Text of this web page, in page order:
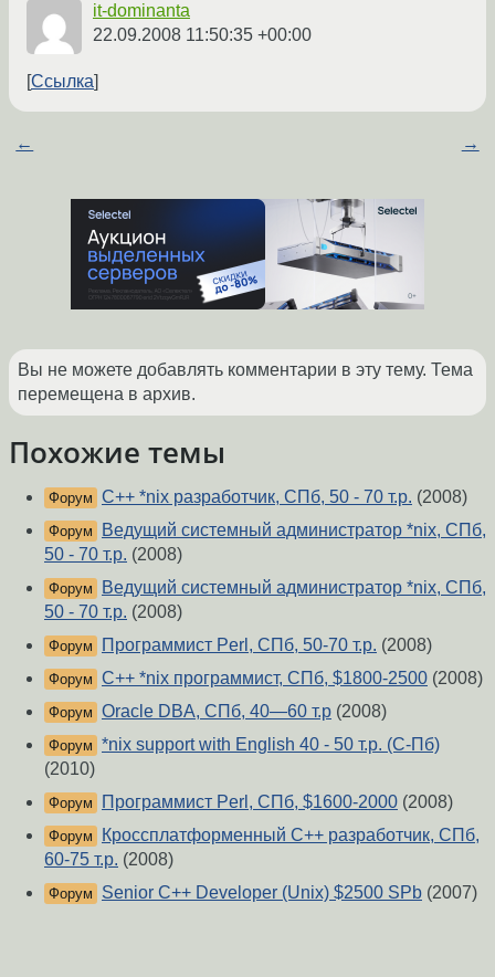
it-dominanta
22.09.2008 11:50:35 +00:00
Ссылка
← →
Вы не можете добавлять комментарии в эту тему. Тема
перемещена в архив.
Похожие темы
Форум С++ *nix разработчик, СПб, 50 - 70 т.р. (2008)
Форум
Ведущий системный администратор *nix, СПб,
50 - 70 т.р. (2008)
Форум
Ведущий системный администратор *nix, СПб,
50 - 70 т.р. (2008)
Форум Программист Perl, СПб, 50-70 т.р. (2008)
Форум С++ *nix программист, СПб, $1800-2500 (2008)
Форум Oracle DBA, СПб, 40—60 т.р (2008)
Форум *nix support with English 40 - 50 т.р. (С-Пб)
(2010)
Форум Программист Perl, СПб, $1600-2000 (2008)
Форум
Кроссплатформенный С++ разработчик, СПб,
60-75 т.р. (2008)
Форум Senior С++ Developer (Unix) $2500 SPb (2007)